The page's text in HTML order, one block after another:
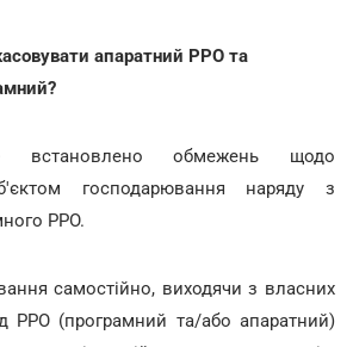
апаратний РРО та
встановлено обмежень щодо
господарювання наряду з
РРО.
самостійно, виходячи з власних
РРО (програмний та/або апаратний)